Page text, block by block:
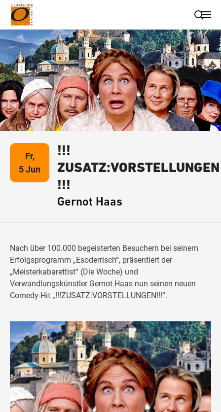
Suche schließen
Wegbeschreibung erhalten
Fr,
5 Jun
!!!
ZUSATZ:VORSTELLUNGEN
!!!
Gernot Haas
Nach über 100.000 begeisterten Besuchern bei seinem
Erfolgsprogramm „Esoderrisch“, präsentiert der
„Meisterkabarettist“ (Die Woche) und
Verwandlungskünstler Gernot Haas nun seinen neuen
Comedy-Hit „!!!ZUSATZ:VORSTELLUNGEN!!!“.